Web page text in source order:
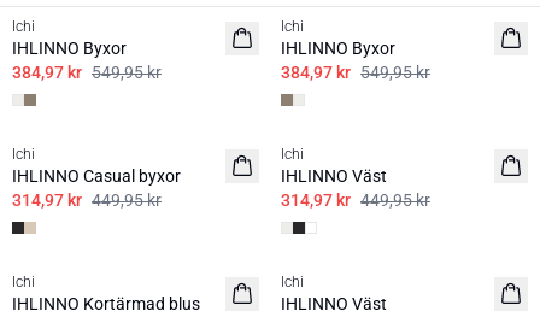
Ichi
IHLINNO Byxor
384,97 kr 549,95 kr
Ichi
IHLINNO Byxor
384,97 kr 549,95 kr
SALE | 30%
Ichi
IHLINNO Casual byxor
314,97 kr 449,95 kr
SALE | 30%
Ichi
IHLINNO Väst
314,97 kr 449,95 kr
SALE | 30%
Ichi
IHLINNO Kortärmad blus
SALE | 30%
Ichi
IHLINNO Väst